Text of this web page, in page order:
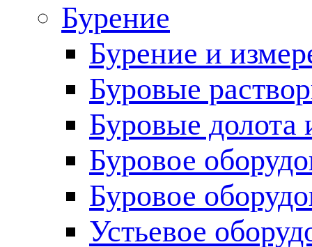
Бурение
Бурение и
Буровые
Буровые долота
Буровое
Буровое
Устьевое